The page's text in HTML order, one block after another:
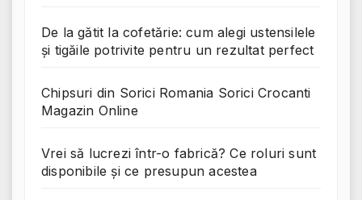
De la gătit la cofetărie: cum alegi ustensilele
și tigăile potrivite pentru un rezultat perfect
Chipsuri din Sorici Romania Sorici Crocanti
Magazin Online
Vrei să lucrezi într-o fabrică? Ce roluri sunt
disponibile și ce presupun acestea